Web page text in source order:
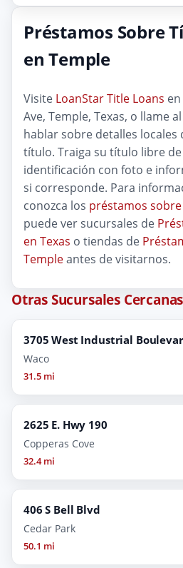
Préstamos Sobre
en Temple
Visite LoanStar Title Loans
Ave, Temple, Texas, o llame
hablar sobre detalles
título. Traiga su título libre
identificación con foto e
si corresponde. Para
conozca los préstamos
puede ver sucursales de
en Texas o tiendas de
Templeantes de visitarnos.
Otras Sucursales Cercanas
3705 West Industrial
Waco
31.5 mi
2625 E. Hwy 190
Copperas Cove
32.4 mi
406 S Bell Blvd
Cedar Park
50.1 mi